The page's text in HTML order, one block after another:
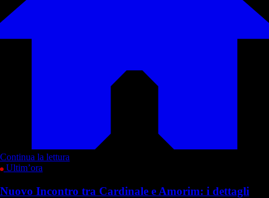
Continua la lettura
Ultim’ora
Nuovo Incontro tra Cardinale e Amorim: i dettagli